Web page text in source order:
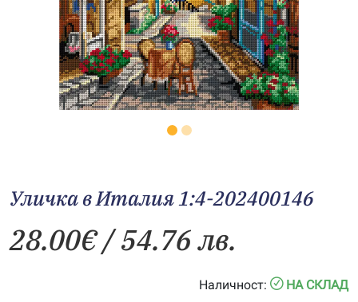
Уличка в Италия 1:4-202400146
28.00€/ 54.76 лв.
Наличност:
НА СКЛАД